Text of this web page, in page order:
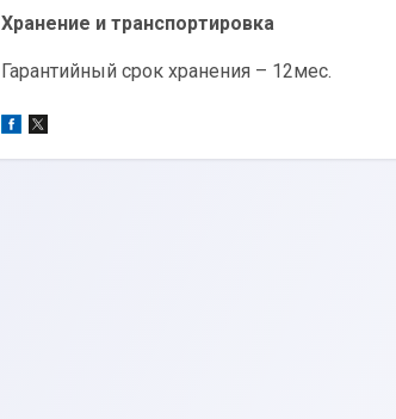
Хранение и транспортировка
Гарантийный срок хранения – 12мес.